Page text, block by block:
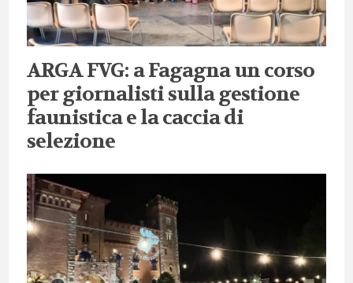
ARGA FVG: a Fagagna un corso
per giornalisti sulla gestione
faunistica e la caccia di
selezione